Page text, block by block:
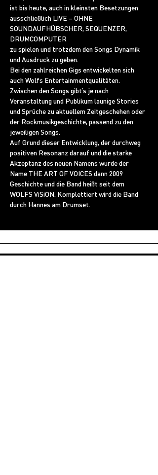
ist bis heute, auch in kleinsten Besetzungen
ausschließlich LIVE – OHNE
SOUNDAUFHÜBSCHER, SEQUENZER,
DRUMCOMPUTER
zu spielen und trotzdem den Songs Dynamik
und Ausdruck zu geben.
Bei den zahlreichen Gigs entwickelten sich
auch Wolfs Entertainmentqualitäten.
Zwischen den Songs gibt’s je nach
Veranstaltung und Publikum launige Stories
und Sprüche zu aktuellem Zeitgeschehen oder
der Rockmusikgeschichte, passend zu den
jeweiligen Songs.
Auf Grund dieser Entwicklung, der durchweg
positiven Resonanz darauf und die starke
Akzeptanz des neuen Namens wurde der
Name THE ART OF VOICES dann 2009
Geschichte und die Band heißt seit dem
WOLFS ViSiON. Komplettiert wird die Band
durch Hannes am Drumset.